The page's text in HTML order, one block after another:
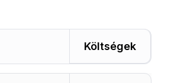
Költségek